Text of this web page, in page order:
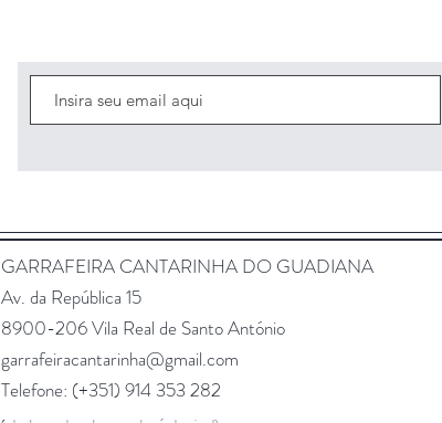
GARRAFEIRA CANTARINHA DO GUADIANA
Av. da República 15
8900-206 Vila Real de Santo António
garrafeiracantarinha@gmail.com
Telefone: (+351) 914 353 282